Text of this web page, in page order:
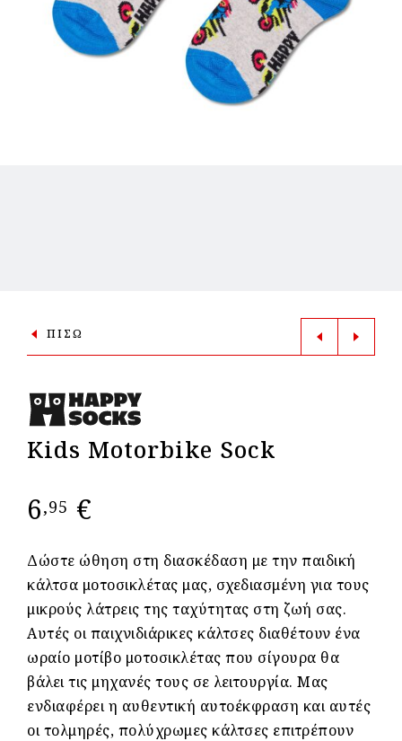
ΠΙΣΩ
Kids Motorbike Sock
6,95 €
Δώστε ώθηση στη διασκέδαση με την παιδική
κάλτσα μοτοσικλέτας μας, σχεδιασμένη για τους
μικρούς λάτρεις της ταχύτητας στη ζωή σας.
Αυτές οι παιχνιδιάρικες κάλτσες διαθέτουν ένα
ωραίο μοτίβο μοτοσικλέτας που σίγουρα θα
βάλει τις μηχανές τους σε λειτουργία. Μας
ενδιαφέρει η αυθεντική αυτοέκφραση και αυτές
οι τολμηρές, πολύχρωμες κάλτσες επιτρέπουν